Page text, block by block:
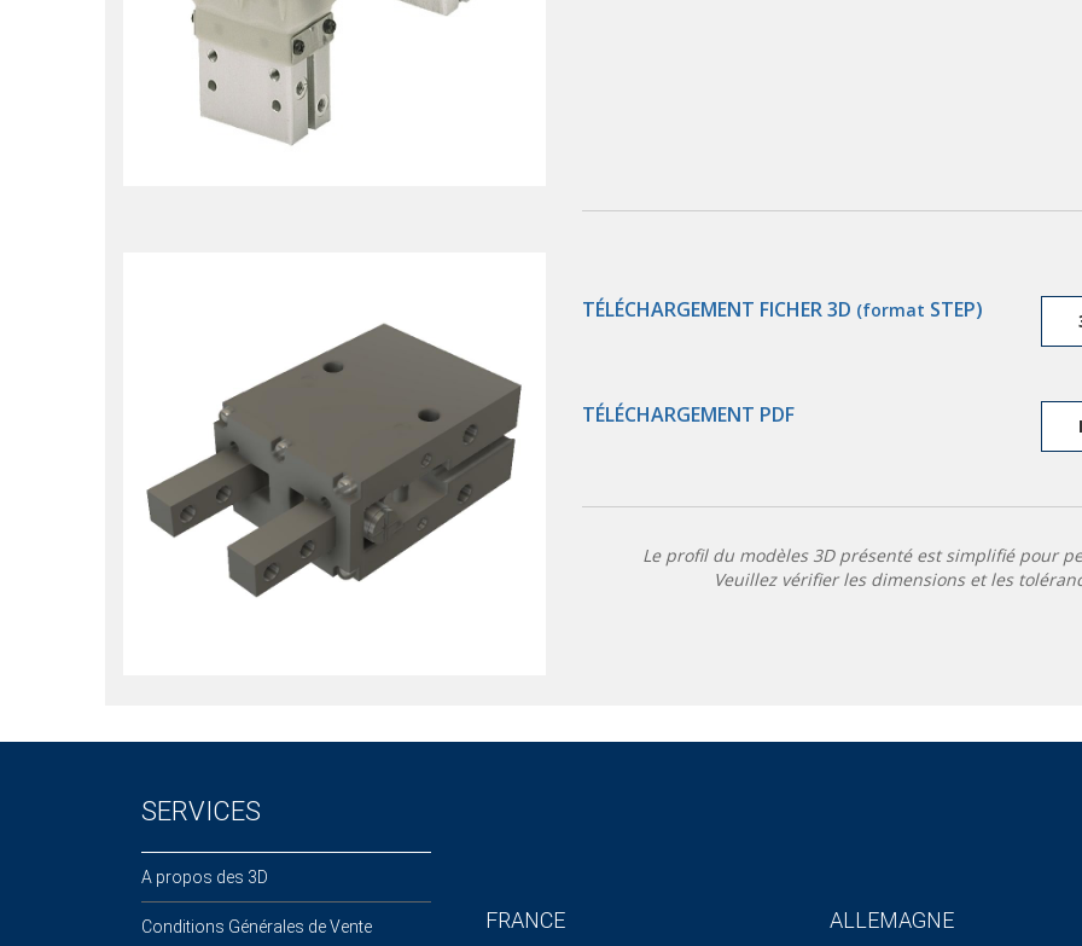
TÉLÉCHARGEMENT FICHER 3D (format STEP)
TÉLÉCHARGEMENT PDF
Le profil du modèles 3D présenté est simplifié pour
Veuillez vérifier les dimensions et les
SERVICES
A propos des 3D
Conditions Générales de Vente FRANCE ALLEMAGNE